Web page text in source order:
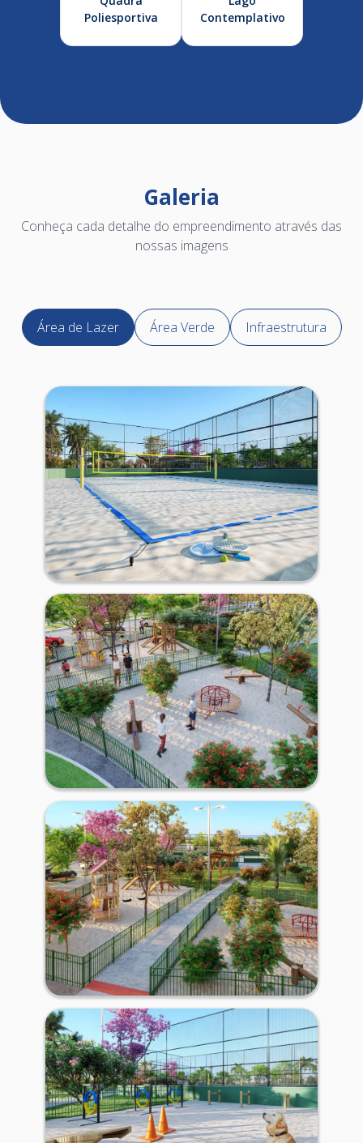
Poliesportiva
Contemplativo
Galeria
Conheça cada detalhe do empreendimento através das
nossas imagens
Área de Lazer Área Verde Infraestrutura